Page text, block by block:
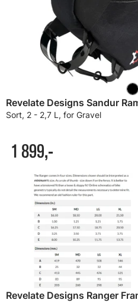
Revelate Designs Sandur
Sort, 2 - 2,7 L, for Gravel
1 899,-
Revelate Designs Ranger